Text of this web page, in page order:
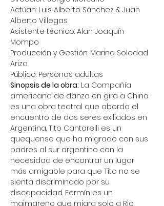
Actúan: Luis Alberto Sánchez & Juan
Alberto Villegas
Asistente técnico: Alan Joaquín
Mompo
Producción y Gestión: Marina Soledad
Ariza
Público: Personas adultas
Sinopsis de la obra: La Compañía
americana de danza en gira a China
es una obra teatral que aborda el
encuentro de dos seres exiliados en
Argentina. Tito Cantarelli es un
quequense que ha migrado con sus
padres al sur argentino con la
necesidad de encontrar un lugar
más amigable para que Tito no se
sienta discriminado por su
discapacidad. Fermín es un
maimareño que migra solo a Rio